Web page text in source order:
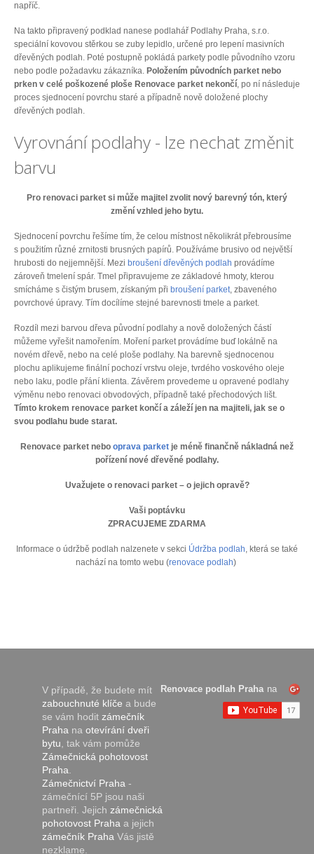
napříč.
Na takto připravený podklad nanese podlahář Podlahy Praha, s.r.o.
speciální kovovou stěrkou se zuby lepidlo, určené pro lepení masivních
dřevěných podlah. Poté postupně pokládá parkety podle původního vzoru
nebo podle požadavku zákazníka. Položením původních parket nebo
prken v celé poškozené ploše Renovace parket nekončí, po ní následuje
proces sjednocení povrchu staré a případně nově doložené plochy
dřevěných podlah.
Vyrovnání podlahy - lze nechat změnit
barvu
Pro renovaci parket si může majitel zvolit nový barevný tón, který
změní vzhled jeho bytu.
Sjednocení povrchu řešíme tím, že celou místnost několikrát přebrousíme
s použitím různé zrnitosti brusných papírů. Používáme brusivo od největší
hrubosti do nejjemnější. Mezi broušení dřevěných podlah provádíme
zároveň tmelení spár. Tmel připravujeme ze základové hmoty, kterou
smícháme s čistým brusem, získaným při broušení parket, zbaveného
povrchové úpravy. Tím docílíme stejné barevnosti tmele a parket.
Rozdíl mezi barvou dřeva původní podlahy a nově doložených částí
můžeme vyřešit namořením. Moření parket provádíme buď lokálně na
novém dřevě, nebo na celé ploše podlahy. Na barevně sjednocenou
plochu aplikujeme finální pochozí vrstvu oleje, tvrdého voskového oleje
nebo laku, podle přání klienta. Závěrem provedeme u opravené podlahy
výměnu nebo renovaci obvodových, případně také přechodových lišt.
Tímto krokem renovace parket končí a záleží jen na majiteli, jak se o
svou podlahu bude starat.
Renovace parket nebo oprava parket je méně finančně nákladná než
pořízení nové dřevěné podlahy.
Uvažujete o renovaci parket – o jejich opravě?
Vaši poptávku
ZPRACUJEME ZDARMA
Informace o údržbě podlah nalzenete v sekci Údržba podlah, která se také
nachází na tomto webu (renovace podlah)
Renovace podlah Praha na
V případě, že budete mít
zabouchnuté klíče a bude
se vám hodit zámečník
Praha na otevírání dveři
bytu , tak vám pomůže
Zámečnická pohotovost
Praha
Zámečnictví Praha -
zámečnící 5P jsou naši
partneři. Jejich zámečnická
pohotovost Praha a jejich
zámečník Praha Vás jistě
nezklame.